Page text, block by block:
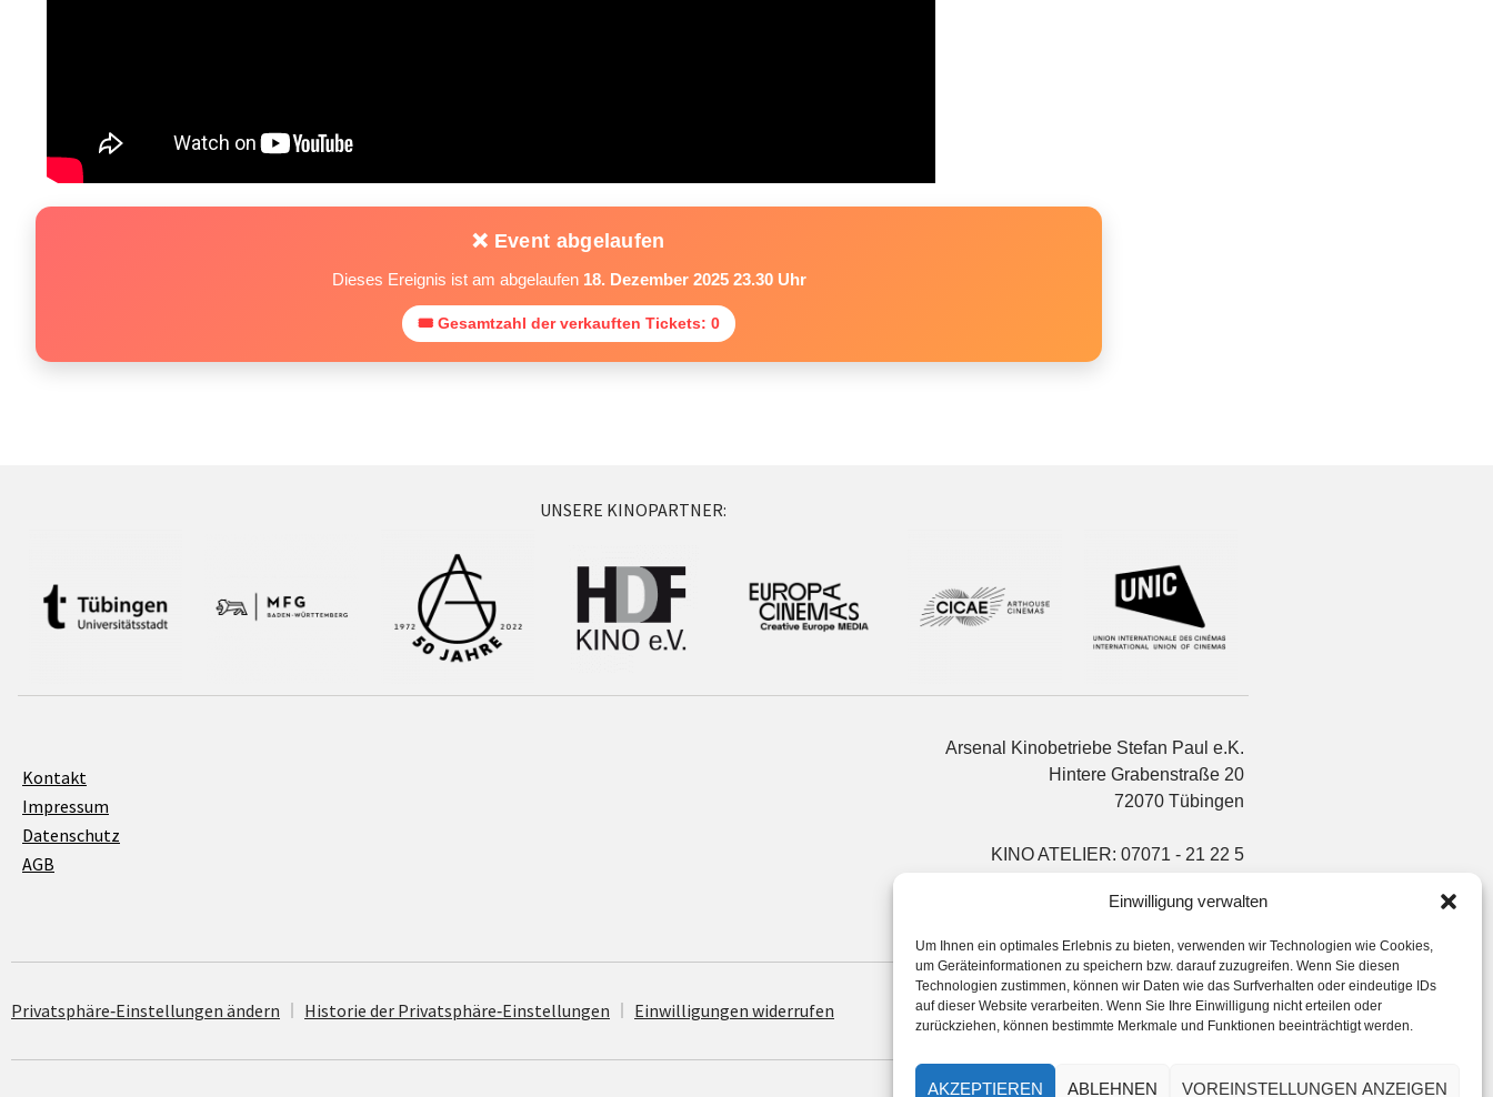
Einwilligung verwalten
Um Ihnen ein optimales Erlebnis zu bieten, verwenden wir Technologien wie Cookies,
um Geräteinformationen zu speichern bzw. darauf zuzugreifen. Wenn Sie diesen
Technologien zustimmen, können wir Daten wie das Surfverhalten oder eindeutige IDs
auf dieser Website verarbeiten. Wenn Sie Ihre Einwilligung nicht erteilen oder
zurückziehen, können bestimmte Merkmale und Funktionen beeinträchtigt werden.
AKZEPTIEREN ABLEHNEN VOREINSTELLUNGEN ANZEIGEN
❌ Event abgelaufen
Dieses Ereignis ist am abgelaufen 18. Dezember 2025 23.30 Uhr
🎟 Gesamtzahl der verkauften Tickets: 0
UNSERE KINOPARTNER:
Kontakt
Impressum
Datenschutz
AGB
Arsenal Kinobetriebe Stefan Paul e.K.
Hintere Grabenstraße 20
72070 Tübingen
KINO ATELIER: 07071 - 21 22 5
info@arsenalkinos.de
Privatsphäre‐Einstellungen ändern His­to­rie der Privatsphäre‐Einstellungen Ein­wil­li­gun­gen widerrufen